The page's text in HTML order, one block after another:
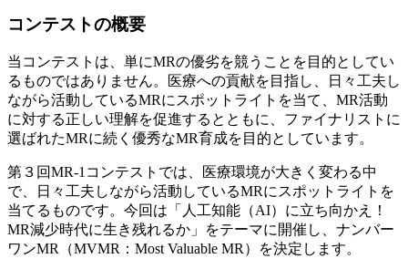
コンテストの概要
当コンテストは、単にMRの優劣を競うことを目的としてい
るものではありません。医療への貢献を目指し、日々工夫し
ながら活動しているMRにスポットライトを当て、MR活動
に対する正しい理解を促進するとともに、ファイナリストに
選ばれたMRに続く優秀なMR育成を目的としています。
第３回MR-1コンテストでは、医療環境が大きく変わる中
で、日々工夫しながら活動しているMRにスポットライトを
当てるものです。今回は「人工知能（AI）に立ち向かえ！
MR減少時代に生き残れるか」をテーマに開催し、ナンバー
ワンMR（MVMR：Most Valuable MR）を決定します。